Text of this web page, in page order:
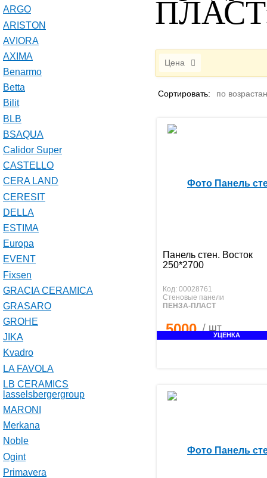
Цена
Сортировать: по
УЦЕНКА
Панель стен. Восток
250*2700
Код: 00028761
Стеновые панели
ПЕНЗА-ПЛАСТ
5000 / шт
ARGO
ARISTON
AVIORA
AXIMA
Benarmo
Betta
Bilit
BLB
BSAQUA
Calidor Super
CASTELLO
CERA LAND
CERESIT
DELLA
ESTIMA
Europa
EVENT
Fixsen
GRACIA CERAMICA
GRASARO
GROHE
JIKA
Kvadro
LA FAVOLA
LB CERAMICS
lasselsbergergroup
MARONI
Merkana
Noble
Ogint
Primavera